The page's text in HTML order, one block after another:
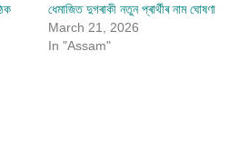
ধেমাজিত দুগৰাকী নতুন প্ৰাৰ্থীৰ নাম ঘোষণা
March 21, 2026
In "Assam"